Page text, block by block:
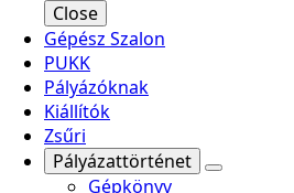
Close
Gépész Szalon
PUKK
Pályázóknak
Kiállítók
Zsűri
Pályázattörténet
Gépkönyv